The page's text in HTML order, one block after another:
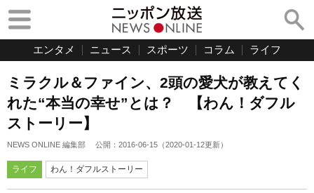
エンタメ ニュース スポーツ コラム ライフ
ミラクル＆ファイン、2頭の愛犬が教えてく
れた“本当の幸せ”とは？ 【わん！ダフル
ストーリー】
NEWS ONLINE 編集部 公開： 2016-06-15 （2020-01-12更新）
ライフ わん！ダフルストーリー